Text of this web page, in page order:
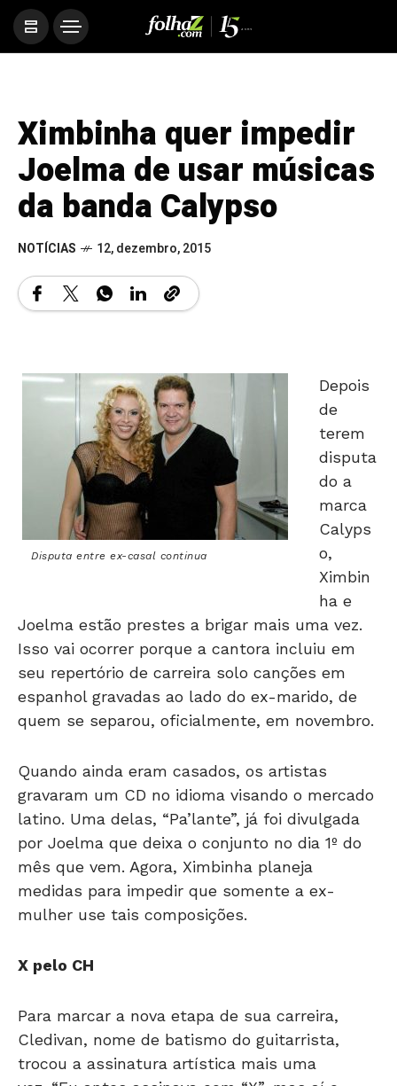
Ximbinha quer impedir
Joelma de usar músicas
da banda Calypso
NOTÍCIAS 12, dezembro, 2015
Disputa entre ex-casal continua
Depois
de
terem
disputa
do a
marca
Calyps
o,
Ximbin
ha e
Joelma estão prestes a brigar mais uma vez.
Isso vai ocorrer porque a cantora incluiu em
seu repertório de carreira solo canções em
espanhol gravadas ao lado do ex-marido, de
quem se separou, oficialmente, em novembro.
Quando ainda eram casados, os artistas
gravaram um CD no idioma visando o mercado
latino. Uma delas, “Pa’lante”, já foi divulgada
por Joelma que deixa o conjunto no dia 1º do
mês que vem. Agora, Ximbinha planeja
medidas para impedir que somente a ex-
mulher use tais composições.
X pelo CH
Para marcar a nova etapa de sua carreira,
Cledivan, nome de batismo do guitarrista,
trocou a assinatura artística mais uma